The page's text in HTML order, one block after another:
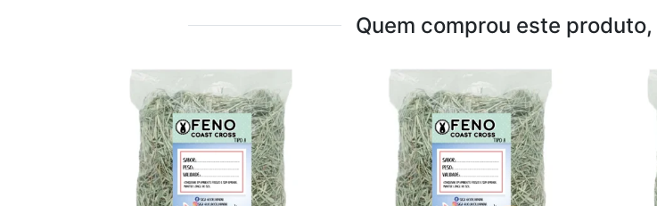
Quem comprou este